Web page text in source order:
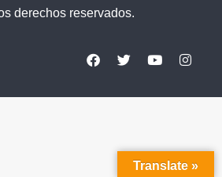
derechos reservados.
Translate »